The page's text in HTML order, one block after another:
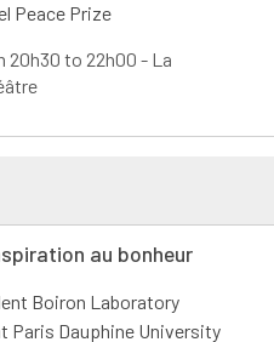
Peace Prize
20h30 to 22h00 - La
au bonheur
Boiron Laboratory
Paris Dauphine University